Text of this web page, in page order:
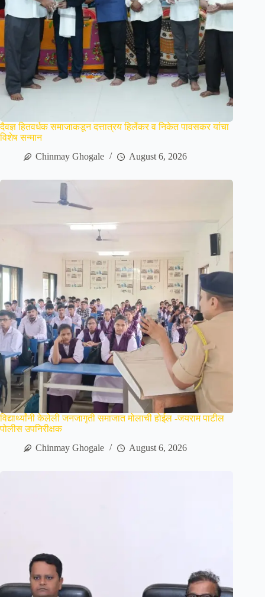
दैवज्ञ हितवर्धक समाजाकडून दत्तात्रय हिर्लेकर व निकेत पावसकर यांचा
विशेष सन्मान
Chinmay Ghogale
August 6, 2026
विद्यार्थ्यांनी केलेली जनजागृती समाजात मोलाची होईल -जयराम पाटील
पोलीस उपनिरीक्षक
Chinmay Ghogale
August 6, 2026